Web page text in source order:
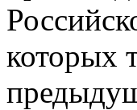
которых